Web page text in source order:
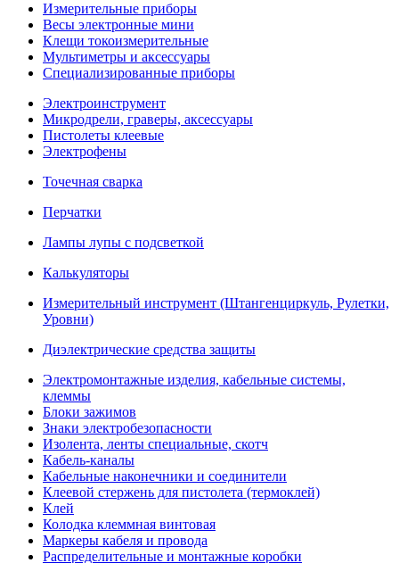
Измерительные приборы
Весы электронные мини
Клещи токоизмерительные
Мультиметры и аксессуары
Специализированные приборы
Электроинструмент
Микродрели, граверы, аксессуары
Пистолеты клеевые
Электрофены
Точечная сварка
Перчатки
Лампы лупы с подсветкой
Калькуляторы
Измерительный инструмент (Штангенциркуль, Рулетки,
Уровни)
Диэлектрические средства защиты
Электромонтажные изделия, кабельные системы,
клеммы
Блоки зажимов
Знаки электробезопасности
Изолента, ленты специальные, скотч
Кабель-каналы
Кабельные наконечники и соединители
Клеевой стержень для пистолета (термоклей)
Клей
Колодка клеммная винтовая
Маркеры кабеля и провода
Распределительные и монтажные коробки